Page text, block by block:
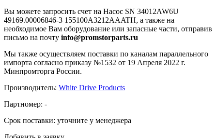
Вы можете запросить счет на Насос SN 34012AW6U
49169.00006846-3 155100A3212AAATH, а также на
необходимое Вам оборудование или запасные части, отправив
письмо на почту info@promstorparts.ru
Мы также осуществляем поставки по каналам параллельного
импорта согласно приказу №1532 от 19 Апреля 2022 г.
Минпромторга России.
Производитель: White Drive Products
Партномер: -
Срок поставки: уточните у менеджера